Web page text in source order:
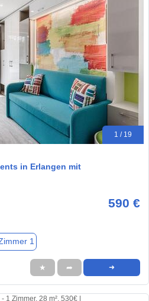
1 / 19
in Erlangen mit
590 €
1
★ ➦ ➜